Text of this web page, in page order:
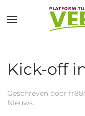
Overslaan en
Kick-off
Geschreven door
Nieuws.